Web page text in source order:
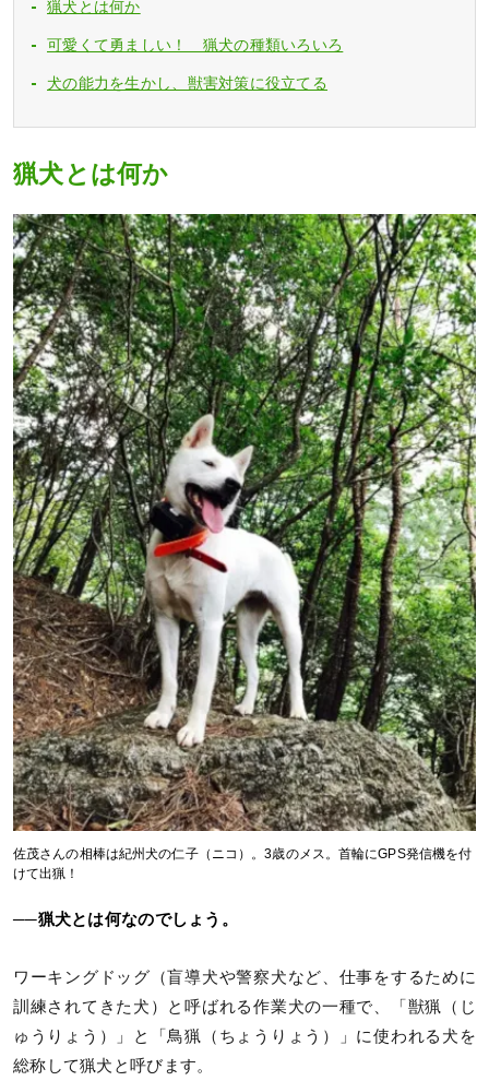
猟犬とは何か
可愛くて勇ましい！ 猟犬の種類いろいろ
犬の能力を生かし、獣害対策に役立てる
猟犬とは何か
佐茂さんの相棒は紀州犬の仁子（ニコ）。3歳のメス。首輪にGPS発信機を付
けて出猟！
──猟犬とは何なのでしょう。
ワーキングドッグ（盲導犬や警察犬など、仕事をするために
訓練されてきた犬）と呼ばれる作業犬の一種で、「獣猟（じ
ゅうりょう）」と「鳥猟（ちょうりょう）」に使われる犬を
総称して猟犬と呼びます。